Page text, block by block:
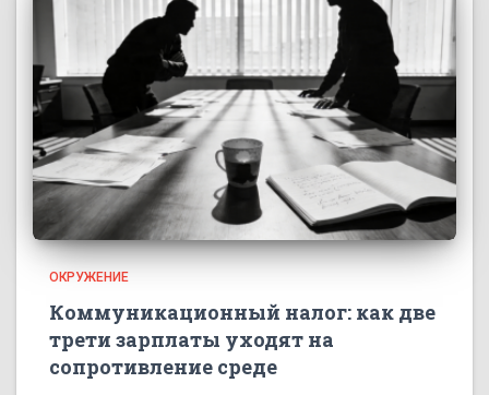
ОКРУЖЕНИЕ
Коммуникационный налог: как две
трети зарплаты уходят на
сопротивление среде